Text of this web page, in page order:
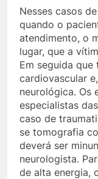
Nesses casos
quando o
atendimento, o
lugar, que a
Em seguida
cardiovascular
neurológica. Os
especialistas
caso de
se tomografia
deverá ser
neurologista.
de alta energia,